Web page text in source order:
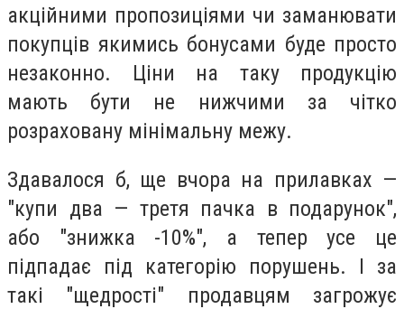
акційними пропозиціями чи заманювати
покупців якимись бонусами буде просто
незаконно. Ціни на таку продукцію
мають бути не нижчими за чітко
розраховану мінімальну межу.
Здавалося б, ще вчора на прилавках —
"купи два — третя пачка в подарунок",
або "знижка -10%", а тепер усе це
підпадає під категорію порушень. І за
такі "щедрості" продавцям загрожує